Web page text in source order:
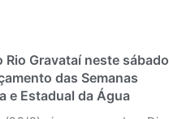
Rio Gravataí neste sábado
das Semanas
e Estadual da Água